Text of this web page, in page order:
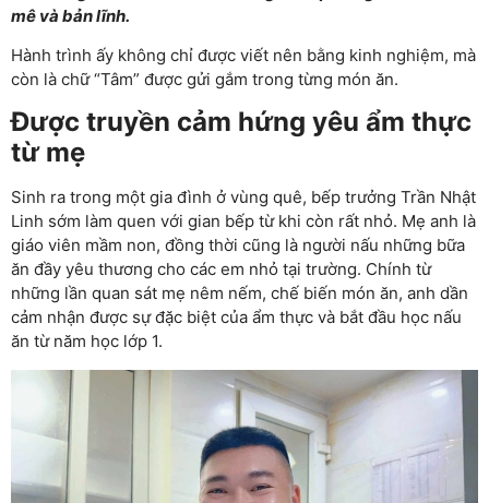
mê và bản lĩnh.
Hành trình ấy không chỉ được viết nên bằng kinh nghiệm, mà
còn là chữ “Tâm” được gửi gắm trong từng món ăn.
Được truyền cảm hứng yêu ẩm thực
từ mẹ
Sinh ra trong một gia đình ở vùng quê, bếp trưởng Trần Nhật
Linh sớm làm quen với gian bếp từ khi còn rất nhỏ. Mẹ anh là
giáo viên mầm non, đồng thời cũng là người nấu những bữa
ăn đầy yêu thương cho các em nhỏ tại trường. Chính từ
những lần quan sát mẹ nêm nếm, chế biến món ăn, anh dần
cảm nhận được sự đặc biệt của ẩm thực và bắt đầu học nấu
ăn từ năm học lớp 1.